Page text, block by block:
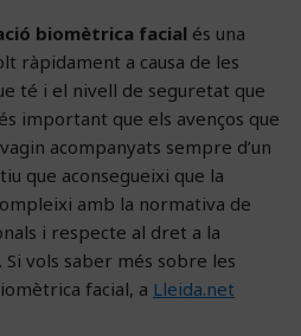
biomètrica facial és una
ràpidament a causa de les
té i el nivell de seguretat que
important que els avenços que
acompanyats sempre d’un
que aconsegueixi que la
amb la normativa de
i respecte al dret a la
vols saber més sobre les
facial, a Lleida.net